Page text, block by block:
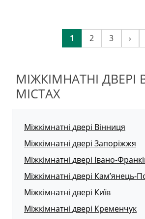
1 2 3 ›
МІЖКІМНАТНІ ДВЕРІ
МІСТАХ
Міжкімнатні двері Вінниця
Міжкімнатні двері Запоріжжя
Міжкімнатні двері Івано-
Міжкімнатні двері Кам’янець-
Міжкімнатні двері Київ
Міжкімнатні двері Кременчук